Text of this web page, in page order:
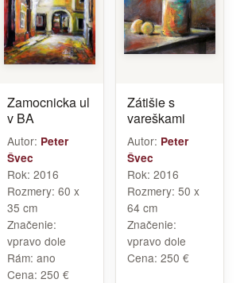
Zamocnicka ul
v BA
Autor: Peter
Švec
Rok: 2016
Rozmery: 60 x
35 cm
Značenie:
vpravo dole
Rám: ano
Cena: 250 €
Zátišie s
vareškami
Autor: Peter
Švec
Rok: 2016
Rozmery: 50 x
64 cm
Značenie:
vpravo dole
Cena: 250 €